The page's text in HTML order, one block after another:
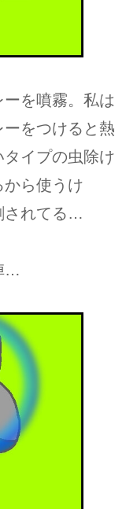
を噴霧。私は
をつけると熱
イプの虫除け
から使うけ
されてる…
…